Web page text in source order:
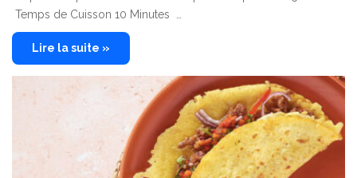
Temps de Cuisson 10 Minutes …
Lire la suite »